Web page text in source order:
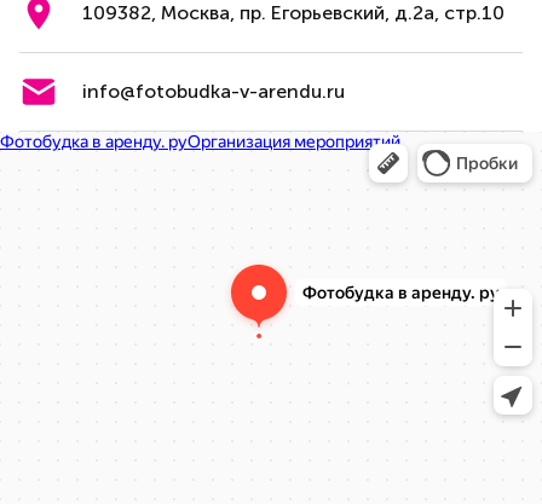
109382, Москва, пр. Егорьевский, д.2а, стр.10
info@fotobudka-v-arendu.ru